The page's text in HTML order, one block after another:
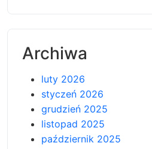
Archiwa
luty 2026
styczeń 2026
grudzień 2025
listopad 2025
październik 2025